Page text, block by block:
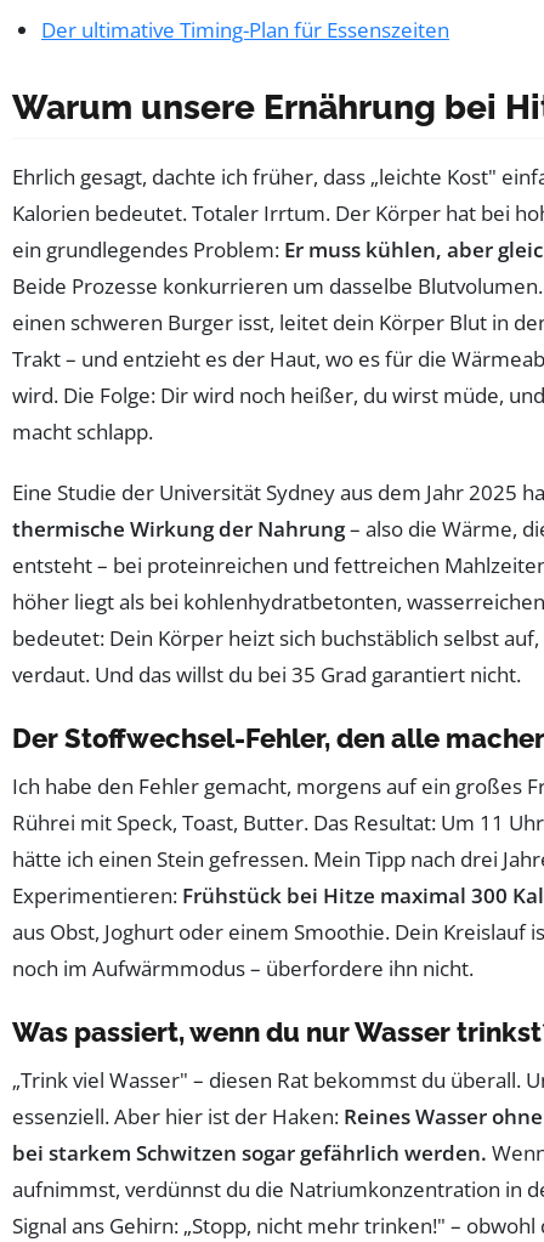
Der ultimative Timing-Plan für Essenszeiten
Warum unsere Ernährung bei
Ehrlich gesagt, dachte ich früher, dass „leichte Kost"
Kalorien bedeutet. Totaler Irrtum. Der Körper hat bei
ein grundlegendes Problem: Er muss kühlen, aber
Beide Prozesse konkurrieren um dasselbe
einen schweren Burger isst, leitet dein Körper Blut in
Trakt – und entzieht es der Haut, wo es für die
wird. Die Folge: Dir wird noch heißer, du wirst müde,
macht schlapp.
Eine Studie der Universität Sydney aus dem Jahr 2025
thermische Wirkung der Nahrung– also die Wärme,
entsteht – bei proteinreichen und fettreichen
höher liegt als bei kohlenhydratbetonten,
bedeutet: Dein Körper heizt sich buchstäblich selbst
verdaut. Und das willst du bei 35 Grad garantiert nicht.
Der Stoffwechsel-Fehler, den alle
Ich habe den Fehler gemacht, morgens auf ein großes
Rührei mit Speck, Toast, Butter. Das Resultat: Um 11
hätte ich einen Stein gefressen. Mein Tipp nach drei
Experimentieren: Frühstück bei Hitze maximal 300
aus Obst, Joghurt oder einem Smoothie. Dein Kreislauf
noch im Aufwärmmodus – überfordere ihn nicht.
Was passiert, wenn du nur Wasser
„Trink viel Wasser" – diesen Rat bekommst du überall.
essenziell. Aber hier ist der Haken: Reines Wasser
bei starkem Schwitzen sogar gefährlich werden.
aufnimmst, verdünnst du die Natriumkonzentration in
Signal ans Gehirn: „Stopp, nicht mehr trinken!" –